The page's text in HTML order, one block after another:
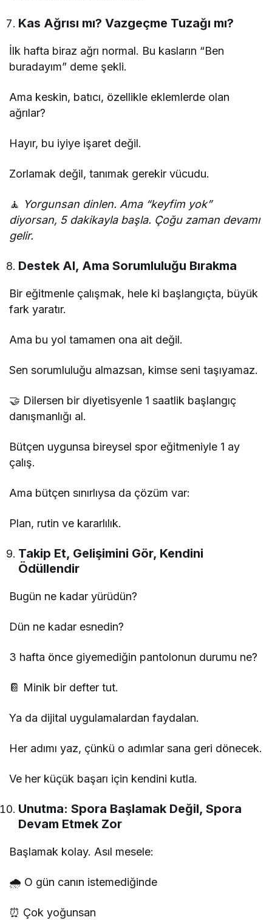
Kas Ağrısı mı? Vazgeçme Tuzağı mı?
İlk hafta biraz ağrı normal. Bu kasların “Ben
buradayım” deme şekli.
Ama keskin, batıcı, özellikle eklemlerde olan
ağrılar?
Hayır, bu iyiye işaret değil.
Zorlamak değil, tanımak gerekir vücudu.
🧘 Yorgunsan dinlen. Ama “keyfim yok”
diyorsan, 5 dakikayla başla. Çoğu zaman devamı
gelir.
Destek Al, Ama Sorumluluğu Bırakma
Bir eğitmenle çalışmak, hele ki başlangıçta, büyük
fark yaratır.
Ama bu yol tamamen ona ait değil.
Sen sorumluluğu almazsan, kimse seni taşıyamaz.
🤝 Dilersen bir diyetisyenle 1 saatlik başlangıç
danışmanlığı al.
Bütçen uygunsa bireysel spor eğitmeniyle 1 ay
çalış.
Ama bütçen sınırlıysa da çözüm var:
Plan, rutin ve kararlılık.
Takip Et, Gelişimini Gör, Kendini
Ödüllendir
Bugün ne kadar yürüdün?
Dün ne kadar esnedin?
3 hafta önce giyemediğin pantolonun durumu ne?
📔 Minik bir defter tut.
Ya da dijital uygulamalardan faydalan.
Her adımı yaz, çünkü o adımlar sana geri dönecek.
Ve her küçük başarı için kendini kutla.
Unutma: Spora Başlamak Değil, Spora
Devam Etmek Zor
Başlamak kolay. Asıl mesele:
🌧 O gün canın istemediğinde
⏰ Çok yoğunsan